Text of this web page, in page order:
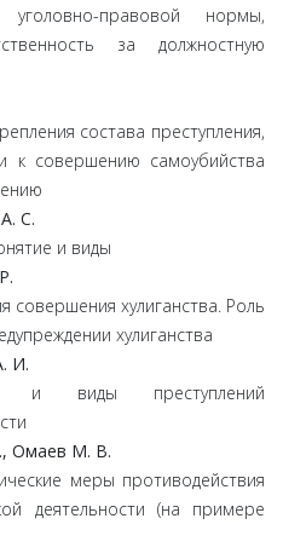
правовой нормы,
за должностную
состава преступления,
к совершению самоубийства
С.
и виды
совершения хулиганства. Роль
хулиганства
И.
и виды преступлений
Омаев М. В.
меры противодействия
деятельности (на примере